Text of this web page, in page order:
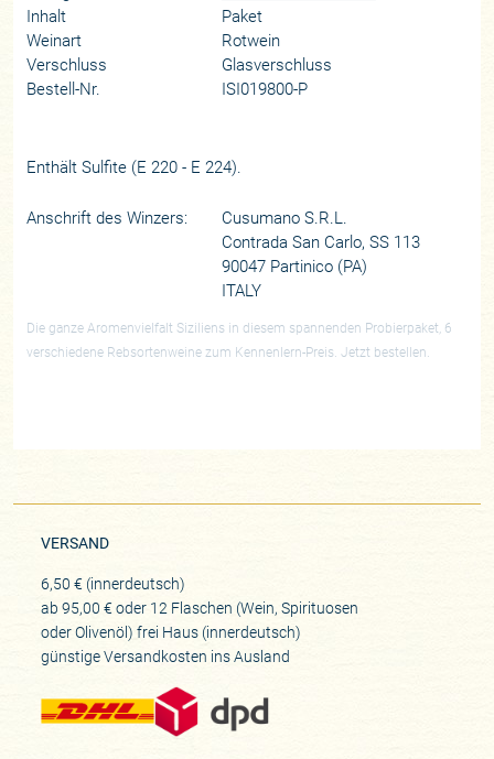
Inhalt
Paket
Weinart
Rotwein
Verschluss
Glasverschluss
Bestell-Nr.
ISI019800-P
Enthält Sulfite (E 220 - E 224).
Anschrift des Winzers:
Cusumano S.R.L.
Contrada San Carlo, SS 113
90047 Partinico (PA)
ITALY
Die ganze Aromenvielfalt Siziliens in diesem spannenden Probierpaket, 6
verschiedene Rebsortenweine zum Kennenlern-Preis. Jetzt bestellen.
VERSAND
6,50 € (innerdeutsch)
ab 95,00 € oder 12 Flaschen (Wein, Spirituosen
oder Olivenöl) frei Haus (innerdeutsch)
günstige Versandkosten ins Ausland